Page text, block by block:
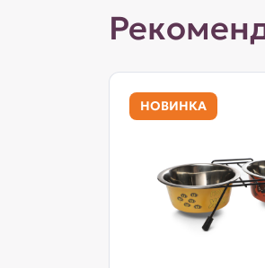
НОВИНКА